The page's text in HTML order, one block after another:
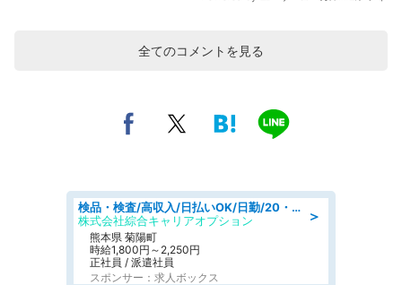
全てのコメントを見る
＞
検品・検査/高収入/日払いOK/日勤/20・30・40代活躍中/製造 工場
株式会社綜合キャリアオプション
熊本県 菊陽町
時給1,800円～2,250円
正社員 / 派遣社員
スポンサー：求人ボックス